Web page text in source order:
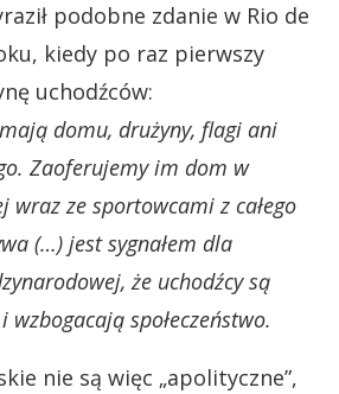
podobne zdanie w Rio de
kiedy po raz pierwszy
uchodźców:
domu, drużyny, flagi ani
Zaoferujemy im dom w
wraz ze sportowcami z całego
(…) jest sygnałem dla
że uchodźcy są
społeczeństwo.
nie są więc „apolityczne”,